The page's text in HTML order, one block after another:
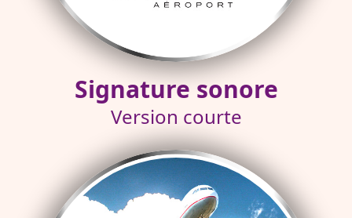
Signature sonore
Version courte